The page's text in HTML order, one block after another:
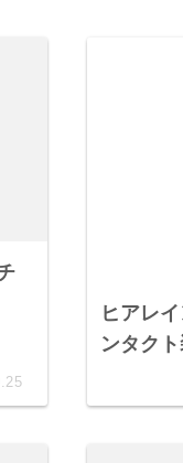
ヒアレ
ンタク